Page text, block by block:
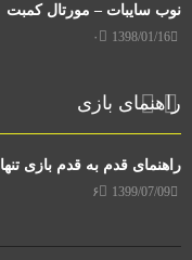
نوب سایبات – مورتال کمبت
1398/01/16 ۰
راهنمای بازی
راهنمای قدم به قدم بازی
1399/07/09 ۶